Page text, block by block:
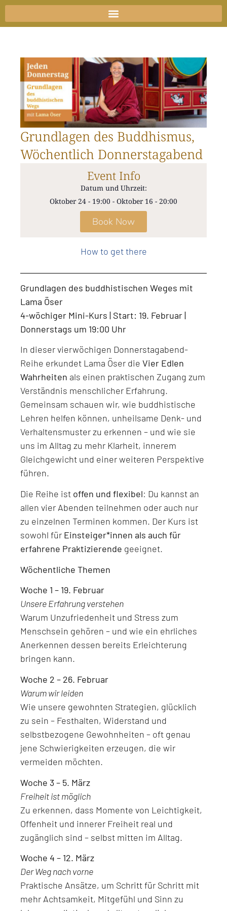
Zum
Inhalt
Grundlagen des Buddhismus,
Wöchentlich Donnerstagabend
Event Info
Datum und Uhrzeit:
Oktober 24 - 19:00 - Oktober 16 - 20:00
Book Now
How to get there
Grundlagen des buddhistischen Weges mit
Lama Öser
4-wöchiger Mini-Kurs | Start: 19. Februar |
Donnerstags um 19:00 Uhr
In dieser vierwöchigen Donnerstagabend-
Reihe erkundet Lama Öser die Vier Edlen
Wahrheiten als einen praktischen Zugang zum
Verständnis menschlicher Erfahrung.
Gemeinsam schauen wir, wie buddhistische
Lehren helfen können, unheilsame Denk- und
Verhaltensmuster zu erkennen – und wie sie
uns im Alltag zu mehr Klarheit, innerem
Gleichgewicht und einer weiteren Perspektive
führen.
Die Reihe ist offen und flexibel: Du kannst an
allen vier Abenden teilnehmen oder auch nur
zu einzelnen Terminen kommen. Der Kurs ist
sowohl für Einsteiger*innen als auch für
erfahrene Praktizierende geeignet.
Wöchentliche Themen
Woche 1 – 19. Februar
Unsere Erfahrung verstehen
Warum Unzufriedenheit und Stress zum
Menschsein gehören – und wie ein ehrliches
Anerkennen dessen bereits Erleichterung
bringen kann.
Woche 2 – 26. Februar
Warum wir leiden
Wie unsere gewohnten Strategien, glücklich
zu sein – Festhalten, Widerstand und
selbstbezogene Gewohnheiten – oft genau
jene Schwierigkeiten erzeugen, die wir
vermeiden möchten.
Woche 3 – 5. März
Freiheit ist möglich
Zu erkennen, dass Momente von Leichtigkeit,
Offenheit und innerer Freiheit real und
zugänglich sind – selbst mitten im Alltag.
Woche 4 – 12. März
Der Weg nach vorne
Praktische Ansätze, um Schritt für Schritt mit
mehr Achtsamkeit, Mitgefühl und Sinn zu